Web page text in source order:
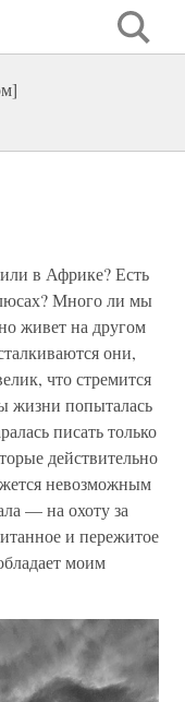
в Африке? Есть
Много ли мы
живет на другом
они,
что стремится
жизни попыталась
писать только
действительно
невозможным
— на охоту за
и пережитое
моим